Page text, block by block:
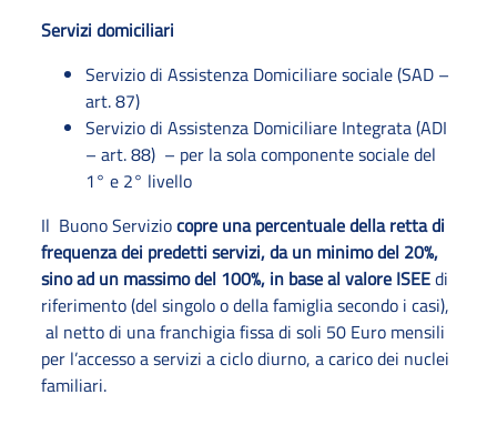
Servizi domiciliari
Servizio di Assistenza Domiciliare sociale (SAD –
art. 87)
Servizio di Assistenza Domiciliare Integrata (ADI
– art. 88) – per la sola componente sociale del
1° e 2° livello
Il Buono Serviziocopre una percentuale della retta di
frequenza dei predetti servizi, da un minimo del 20%,
sino ad un massimo del 100%, in base al valore ISEEdi
riferimento (del singolo o della famiglia secondo i casi),
al netto di una franchigia fissa di soli 50 Euro mensili
per l’accesso a servizi a ciclo diurno, a carico dei nuclei
familiari.